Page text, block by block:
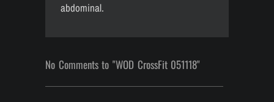
abdominal.
No Comments to "WOD CrossFit 051118"